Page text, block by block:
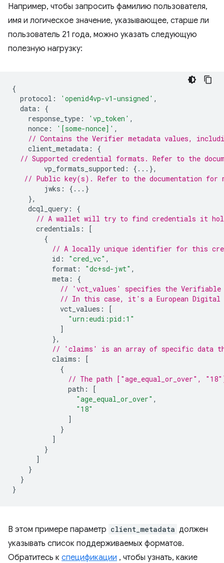
Например, чтобы запросить фамилию пользователя,
имя и логическое значение, указывающее, старше ли
пользователь 21 года, можно указать следующую
полезную нагрузку:
{
protocol : 'openid4vp-v1-unsigned' ,
data :
{
response_type : 'vp_token' ,
nonce : '[some-nonce]' ,
// Contains the Verifier metadata values,
client_metadata :
{
// Supported credential formats. Refer to the
vp_formats_supported :
{...},
// Public key(s). Refer to the documentation for
jwks :
{...}
},
dcql_query :
{
// A wallet will try to find credentials it
credentials :
[
{
// A locally unique identifier for this
id : "cred_vc" ,
format : "dc+sd-jwt" ,
meta :
{
// 'vct_values' specifies the Verifiable
// In this case, it's a European Digital
vct_values :
[
"urn:eudi:pid:1"
]
},
// 'claims' is an array of specific data
claims :
[
{
// The path ["age_equal_or_over",
path :
[
"age_equal_or_over" ,
"18"
]
}
]
}
]
}
}
}
В этом примере параметр client_metadata должен
указывать список поддерживаемых форматов.
Обратитесь к спецификации , чтобы узнать, какие